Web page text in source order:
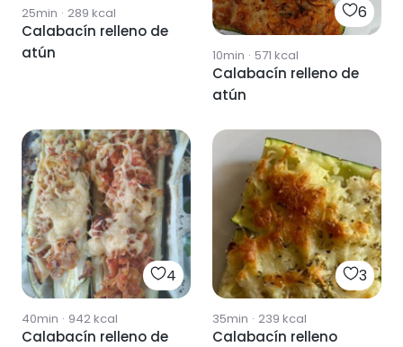
25min · 289 kcal
Calabacín relleno de
atún
6
10min · 571 kcal
Calabacín relleno de
atún
4
40min · 942kcal
Calabacín relleno de
3
35min · 239 kcal
Calabacín relleno